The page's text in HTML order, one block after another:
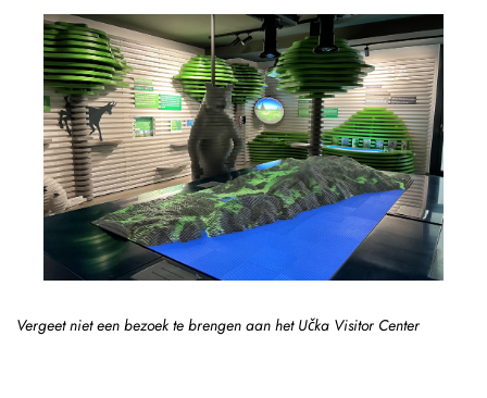
Vergeet niet een bezoek te brengen aan het Učka Visitor Center